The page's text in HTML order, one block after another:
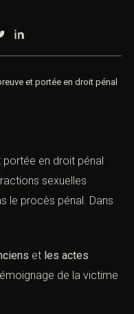
et portée en droit pénal
en droit pénal
sexuelles
le procès pénal. Dans
et les actes
de la victime